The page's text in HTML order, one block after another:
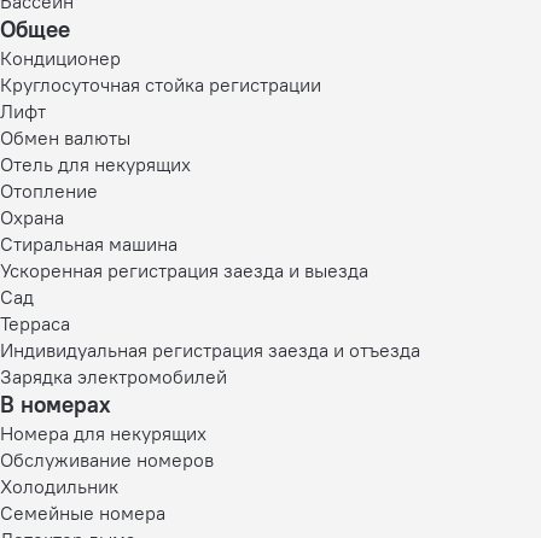
Общее
Кондиционер
Круглосуточная стойка регистрации
Лифт
Обмен валюты
Отель для некурящих
Отопление
Охрана
Стиральная машина
Ускоренная регистрация заезда и выезда
Сад
Терраса
Индивидуальная регистрация заезда и отъезда
Зарядка электромобилей
В номерах
Номера для некурящих
Обслуживание номеров
Холодильник
Семейные номера